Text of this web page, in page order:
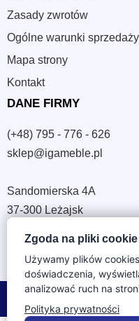
Zasady zwrotów
Ogólne warunki sprzedaży
Mapa strony
Kontakt
DANE FIRMY
(+48) 795 - 776 - 626
sklep@igameble.pl
Sandomierska 4A
37-300 Leżajsk
REGON: 180933172
Zgoda na pliki cookie
Używamy plików
doświadczenia,
analizować ruch na
Polityka prywatności